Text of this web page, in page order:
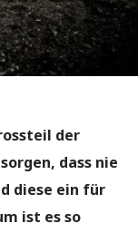
der
dass nie
diese ein für
ist es so